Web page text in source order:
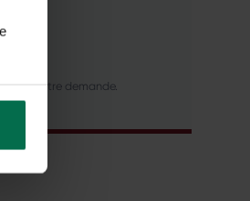
votre demande.